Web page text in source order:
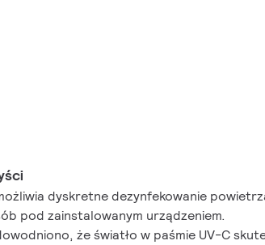
dyskretne dezynfekowanie
pod zainstalowanym urządzeniem.
że światło w paśmie UV-C